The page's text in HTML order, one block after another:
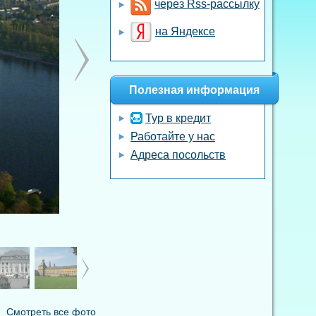
Смотреть все фото
через Rss-рассылку
на Яндексе
Полезная информация
Тур в кредит
Работайте у нас
Адреса посольств